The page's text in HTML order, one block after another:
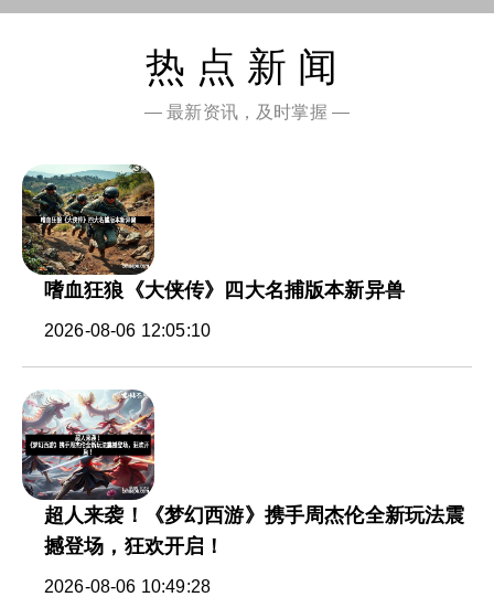
热点新闻
— 最新资讯，及时掌握 —
嗜血狂狼《大侠传》四大名捕版本新异兽
2026-08-06 12:05:10
超人来袭！《梦幻西游》携手周杰伦全新玩法震
撼登场，狂欢开启！
2026-08-06 10:49:28